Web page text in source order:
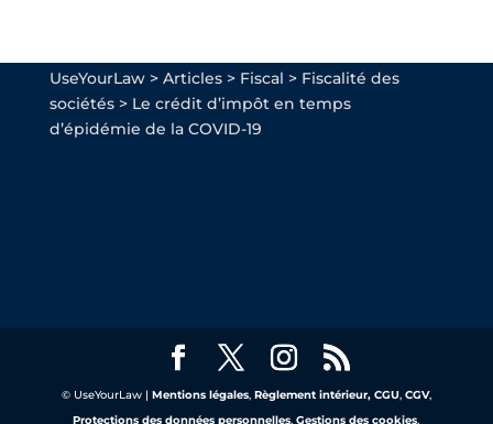
UseYourLaw> Articles> Fiscal > Fiscalité des
sociétés> Le crédit d’impôt en temps
d’épidémie de la COVID-19
© UseYourLaw | Mentions légales, Règlement intérieur, CGU, CGV,
Protections des données personnelles,Gestions des cookies,